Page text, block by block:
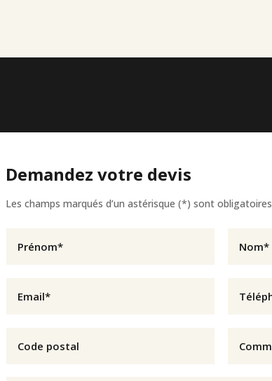
Demandez votre devis
Les champs marqués d’un astérisque (*) sont obligatoires